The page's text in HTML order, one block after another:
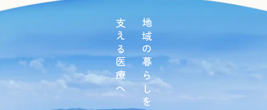
地域の暮らしを
支える医療へ